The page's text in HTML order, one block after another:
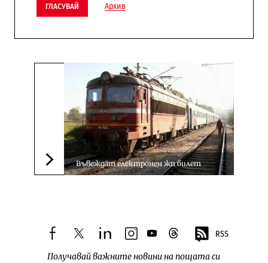
ГЛАСУВАЙ Архив
Следваща новина
Въвеждат електронен жп билет
facebooktwitterlinkedininstagram
youtubethreads RSS
Получавай важните новини на пощата си